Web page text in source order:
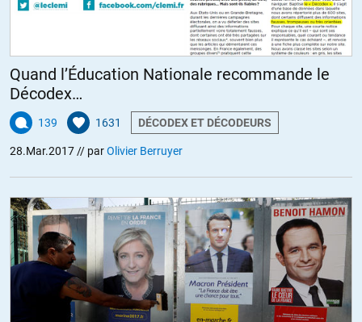
Quand l’Éducation Nationale recommande le
Décodex…
139 1631 DÉCODEX ET DÉCODEURS
28.Mar.2017 // parOlivier Berruyer